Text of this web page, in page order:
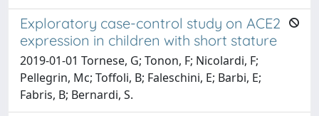
Exploratory case-control study on ACE2
expression in children with short stature
2019-01-01 Tornese, G; Tonon, F; Nicolardi, F;
Pellegrin, Mc; Toffoli, B; Faleschini, E; Barbi, E;
Fabris, B; Bernardi, S.